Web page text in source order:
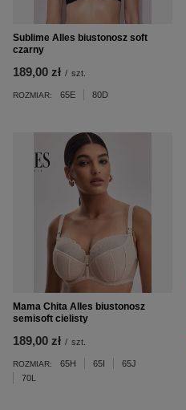
Sublime Alles biustonosz soft
czarny
189,00 zł / szt.
ROZMIAR: 65E 80D
Mama Chita Alles biustonosz
semisoft cielisty
189,00 zł / szt.
ROZMIAR: 65H 65I
65J
70L